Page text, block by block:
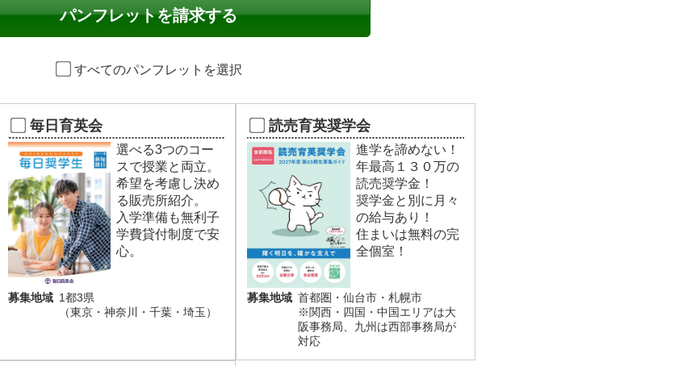
すべてのパンフレットを選択
毎日育英会
選べる3つのコー
スで授業と両立。
希望を考慮し決め
る販売所紹介。
入学準備も無利子
学費貸付制度で安
心。
募集地域 1都3県
（東京・神奈川・千葉・埼玉）
読売育英奨学会
進学を諦めない！
年最高１３０万の
読売奨学金！
奨学金と別に月々
の給与あり！
住まいは無料の完
全個室！
募集地域 首都圏・仙台市・札幌市
※関西・四国・中国エリアは大
阪事務局、九州は西部事務局が
対応